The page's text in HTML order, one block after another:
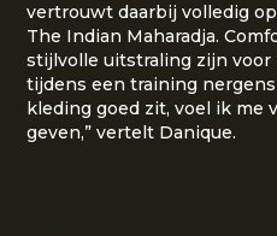
vertrouwt daarbij volledig
The Indian Maharadja.
stijlvolle uitstraling zijn voor
tijdens een training
kleding goed zit, voel ik me
geven,” vertelt Danique.